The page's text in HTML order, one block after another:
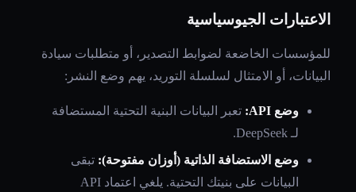
الاعتبارات الجيوسياسية
للمؤسسات الخاضعة لضوابط التصدير، أو متطلبات سيادة
البيانات، أو الامتثال لسلسلة التوريد، يهم وضع النشر:
وضع API:
تعبر البيانات البنية التحتية المستضافة
لـ DeepSeek.
وضع الاستضافة الذاتية (أوزان مفتوحة): تبقى
البيانات على بنيتك التحتية. يلغي اعتماد API